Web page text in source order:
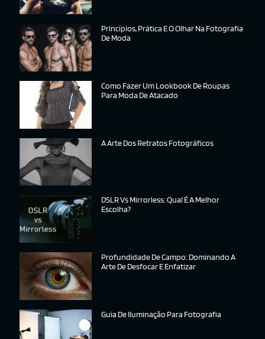
Princípios, Prática E O Olhar Na Fotografia
De Moda
Como Fazer Um Lookbook De Roupas
Para Moda De Atacado
A Arte Dos Retratos Fotográficos
DSLR Vs Mirrorless: Qual É A Melhor
Escolha?
Profundidade De Campo: Dominando A
Arte De Desfocar E Enfatizar
Guia De Iluminação Para Fotografia